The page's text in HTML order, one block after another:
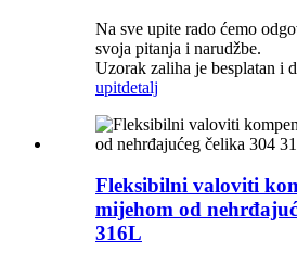
Na sve upite rado ćemo
svoja pitanja i narudžbe.
Uzorak zaliha je besplatan i
upitdetalj
Fleksibilni valoviti
mijehom od
316L